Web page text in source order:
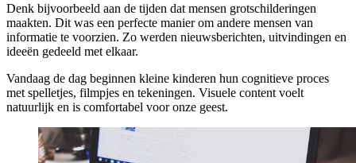
Denk bijvoorbeeld aan de tijden dat mensen grotschilderingen
maakten. Dit was een perfecte manier om andere mensen van
informatie te voorzien. Zo werden nieuwsberichten, uitvindingen en
ideeën gedeeld met elkaar.
Vandaag de dag beginnen kleine kinderen hun cognitieve proces
met spelletjes, filmpjes en tekeningen. Visuele content voelt
natuurlijk en is comfortabel voor onze geest.